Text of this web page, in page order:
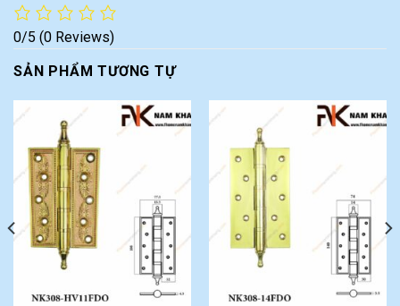
0/5 (0 Reviews)
SẢN PHẨM TƯƠNG TỰ